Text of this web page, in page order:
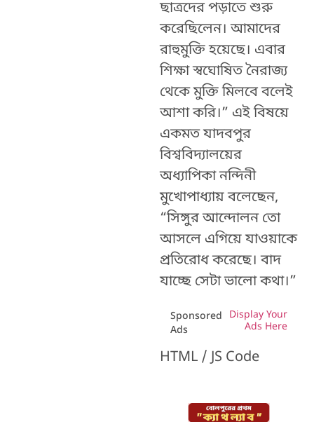
ছাত্রদের পড়াতে শুরু
করেছিলেন। আমাদের
রাহুমুক্তি হয়েছে। এবার
শিক্ষা স্বঘোষিত নৈরাজ্য
থেকে মুক্তি মিলবে বলেই
আশা করি।” এই বিষয়ে
একমত যাদবপুর
বিশ্ববিদ্যালয়ের
অধ্যাপিকা নন্দিনী
মুখোপাধ‍্যায় বলেছেন,
“সিঙ্গুর আন্দোলন তো
আসলে এগিয়ে যাওয়াকে
প্রতিরোধ করেছে। বাদ
যাচ্ছে সেটা ভালো কথা।”
Sponsored
Ads
Display Your
Ads Here
HTML / JS Code